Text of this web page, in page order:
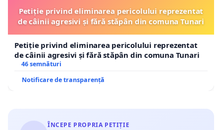
Petiție privind eliminarea pericolului reprezentat
de câinii agresivi și fără stăpân din comuna Tunari
Petiție privind eliminarea pericolului reprezentat
de câinii agresivi și fără stăpân din comuna Tunari
46 semnături
Notificare de transparență
ÎNCEPE PROPRIA PETIȚIE